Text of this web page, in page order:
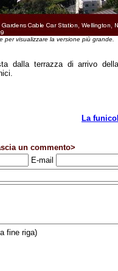
per visualizzare la versione più grande.
dalla terrazza di arrivo
La
un commento>
E-mail
fine riga)